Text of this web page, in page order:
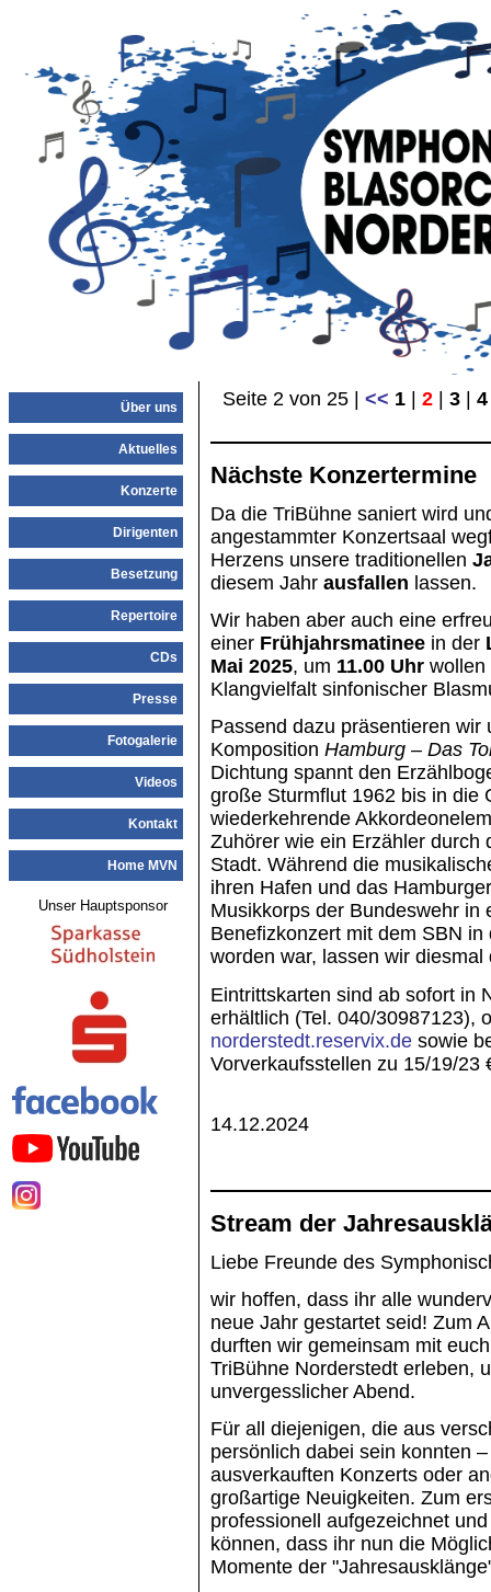
Über uns
Aktuelles
Konzerte
Dirigenten
Besetzung
Repertoire
CDs
Presse
Fotogalerie
Videos
Kontakt
Home MVN
Unser Hauptsponsor
Seite 2 von 25 | << 1 2 3 4
Nächste Konzertermine
Da die TriBühne saniert wird
angestammter Konzertsaal
Herzens unsere traditionellen
diesem Jahr ausfallen lassen.
Wir haben aber auch eine
einer Frühjahrsmatinee in der
Mai 2025, um 11.00 Uhr wollen
Klangvielfalt sinfonischer
Passend dazu präsentieren wir
Komposition Hamburg – Das
Dichtung spannt den
große Sturmflut 1962 bis in die
wiederkehrende
Zuhörer wie ein Erzähler durch
Stadt. Während die
ihren Hafen und das
Musikkorps der Bundeswehr in
Benefizkonzert mit dem SBN
worden war, lassen wir
Eintrittskarten sind ab sofort in
erhältlich (Tel. 040/30987123),
norderstedt.reservix.de sowie
Vorverkaufsstellen zu 15/19/23
14.12.2024
Stream der
Liebe Freunde des
wir hoffen, dass ihr alle
neue Jahr gestartet seid! Zum
durften wir gemeinsam mit
TriBühne Norderstedt erleben,
unvergesslicher Abend.
Für all diejenigen, die aus
persönlich dabei sein konnten
ausverkauften Konzerts oder
großartige Neuigkeiten. Zum
professionell aufgezeichnet
können, dass ihr nun die
Momente der